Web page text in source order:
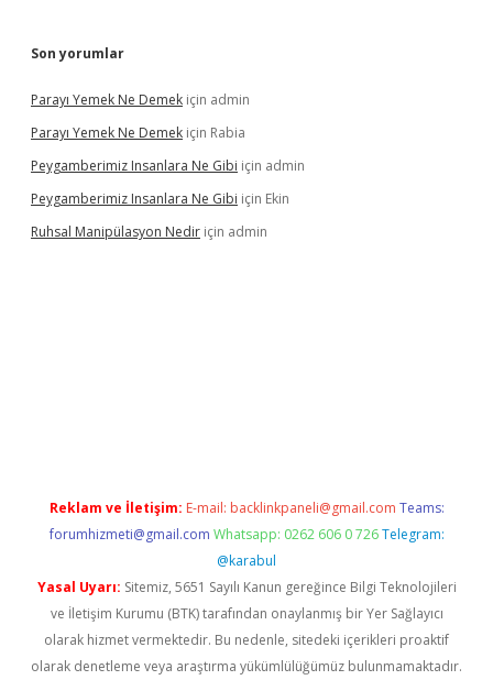
Son yorumlar
Parayı Yemek Ne Demek için admin
Parayı Yemek Ne Demek için Rabia
Peygamberimiz Insanlara Ne Gibi için admin
Peygamberimiz Insanlara Ne Gibi için Ekin
Ruhsal Manipülasyon Nedir için admin
Reklam ve İletişim: E-mail: backlinkpaneli@gmail.com Teams:
forumhizmeti@gmail.com Whatsapp: 0262 606 0 726 Telegram:
@karabul
Yasal Uyarı: Sitemiz, 5651 Sayılı Kanun gereğince Bilgi Teknolojileri
ve İletişim Kurumu (BTK) tarafından onaylanmış bir Yer Sağlayıcı
olarak hizmet vermektedir. Bu nedenle, sitedeki içerikleri proaktif
olarak denetleme veya araştırma yükümlülüğümüz bulunmamaktadır.